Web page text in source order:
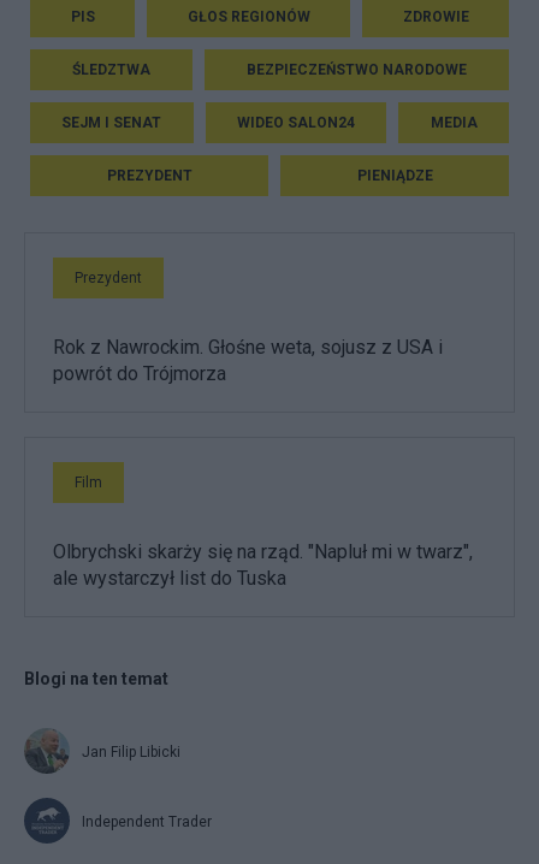
PIS GŁOS REGIONÓW ZDROWIE
ŚLEDZTWA BEZPIECZEŃSTWO NARODOWE
SEJM I SENAT WIDEO SALON24 MEDIA
PREZYDENT PIENIĄDZE
Prezydent
Rok z Nawrockim. Głośne weta, sojusz z USA i
powrót do Trójmorza
Film
Olbrychski skarży się na rząd. "Napluł mi w twarz",
ale wystarczył list do Tuska
Blogi na ten temat
Jan Filip Libicki
Independent Trader